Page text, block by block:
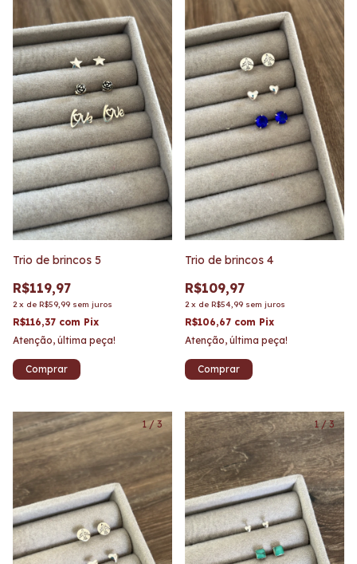
Trio de brincos 5
R$119,97
2 x de R$59,99 sem juros
R$116,37 com Pix
Atenção, última peça!
Trio de brincos 4
R$109,97
2 x de R$54,99 sem juros
R$106,67 com Pix
Atenção, última peça!
1/3 1/3